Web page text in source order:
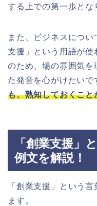
する上での第一歩とな
また、ビジネスにつ
支援」という用語が使
のため、場の雰囲気を
た発音を心がけたいで
も、熟知しておくこ
「創業支援」
例文を解説！
「創業支援」という
ます。